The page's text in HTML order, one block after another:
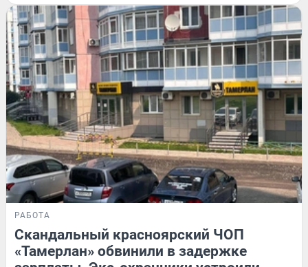
РАБОТА
Скандальный красноярский ЧОП
«Тамерлан» обвинили в задержке